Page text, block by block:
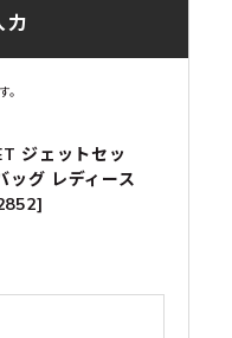
力
。
ジェットセッ
ッグ レディース